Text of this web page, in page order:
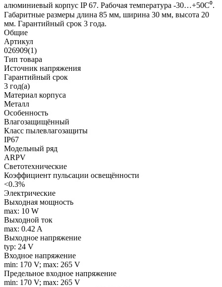
алюминиевый корпус IP 67. Рабочая температура -30…+50C⁰.
Габаритные размеры длина 85 мм, ширина 30 мм, высота 20
мм. Гарантийный срок 3 года.
Общие
Артикул
026909(1)
Тип товара
Источник напряжения
Гарантийный срок
3 год(а)
Материал корпуса
Металл
Особенность
Влагозащищённый
Класс пылевлагозащиты
IP67
Модельный ряд
ARPV
Светотехнические
Коэффициент пульсации освещённости
<0.3%
Электрические
Выходная мощность
max: 10 W
Выходной ток
max: 0.42 A
Выходное напряжение
typ: 24 V
Входное напряжение
min: 170 V; max: 265 V
Предельное входное напряжение
min: 170 V; max: 265 V